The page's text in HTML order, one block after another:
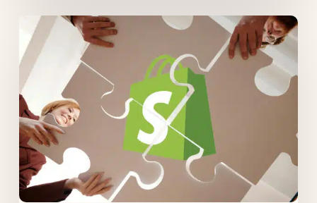
Pourquoi
faire
appel
à
un
expert
Shopify
certifié
pour
votre
boutique
e-
commerce
?